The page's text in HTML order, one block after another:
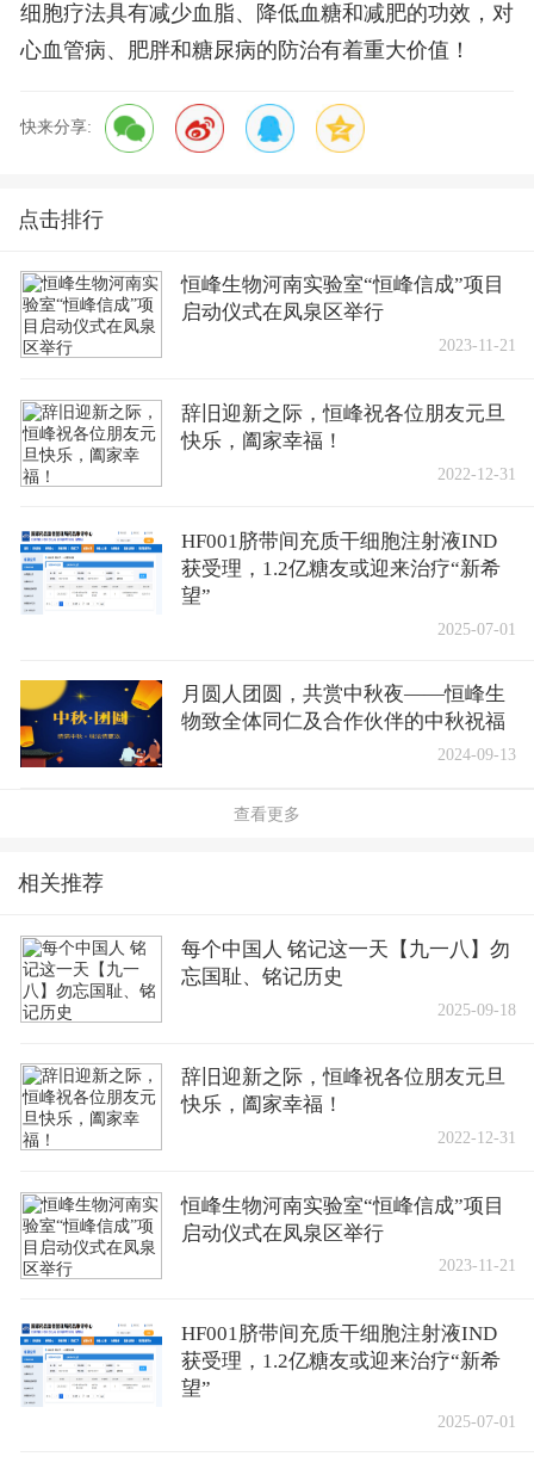
细胞疗法具有减少血脂、降低血糖和减肥的功效，对
心血管病、肥胖和糖尿病的防治有着重大价值！
快来分享:
点击排行
恒峰生物河南实验室“恒峰信成”项目
启动仪式在凤泉区举行
2023-11-21
辞旧迎新之际，恒峰祝各位朋友元旦
快乐，阖家幸福！
2022-12-31
HF001脐带间充质干细胞注射液IND
获受理，1.2亿糖友或迎来治疗“新希
望”
2025-07-01
月圆人团圆，共赏中秋夜——恒峰生
物致全体同仁及合作伙伴的中秋祝福
2024-09-13
查看更多
相关推荐
每个中国人 铭记这一天【九一八】勿
忘国耻、铭记历史
2025-09-18
辞旧迎新之际，恒峰祝各位朋友元旦
快乐，阖家幸福！
2022-12-31
恒峰生物河南实验室“恒峰信成”项目
启动仪式在凤泉区举行
2023-11-21
HF001脐带间充质干细胞注射液IND
获受理，1.2亿糖友或迎来治疗“新希
望”
2025-07-01